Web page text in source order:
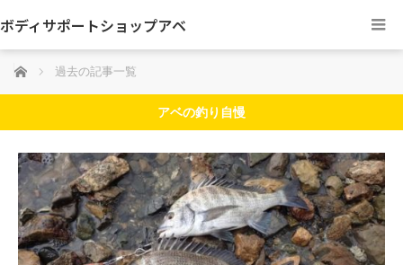
ボディサポートショップアベ
ホーム 過去の記事一覧
アベの釣り自慢